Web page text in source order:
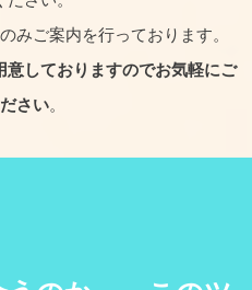
みご案内を行っております。
意しておりますのでお気軽にご
さい。